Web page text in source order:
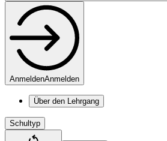
AnmeldenAnmelden
Über den Lehrgang
Schultyp